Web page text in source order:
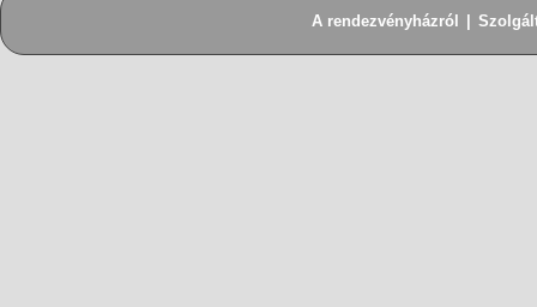
A rendezvényházról |